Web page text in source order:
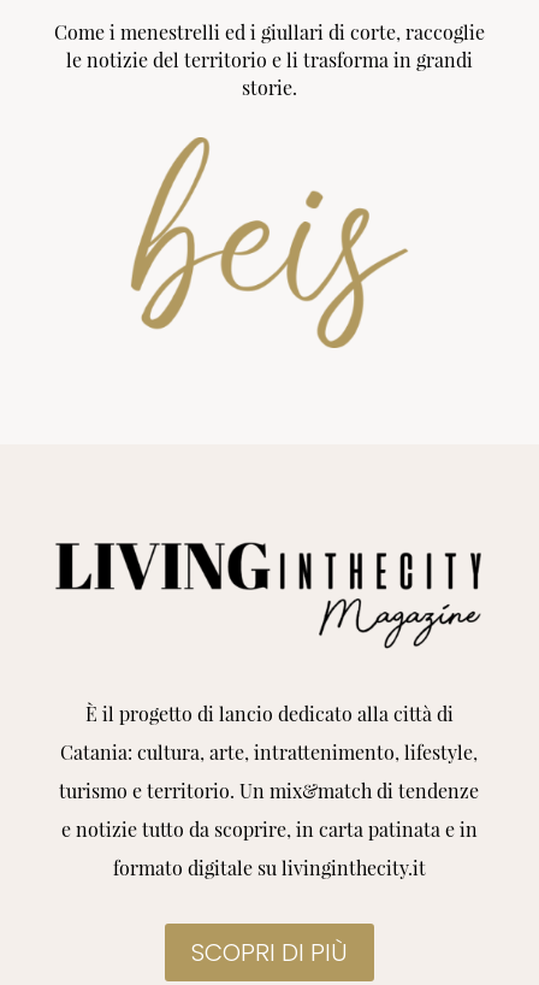
Come i menestrelli ed i giullari di corte, raccoglie
le notizie del territorio e li trasforma in grandi
storie.
È il progetto di lancio dedicato alla città di
Catania: cultura, arte, intrattenimento, lifestyle,
turismo e territorio. Un mix&match di tendenze
e notizie tutto da scoprire, in carta patinata e in
formato digitale su livinginthecity.it
SCOPRI DI PIÙ